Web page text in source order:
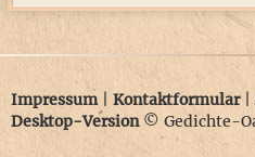
Impressum| Kontaktformular|
Desktop-Version© Gedichte-